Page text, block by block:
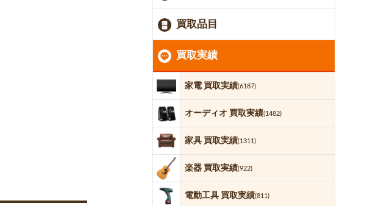
買取品目
買取実績
家電 買取実績(6187)
オーディオ 買取実績(1482)
家具 買取実績(1311)
楽器 買取実績(922)
電動工具 買取実績(811)